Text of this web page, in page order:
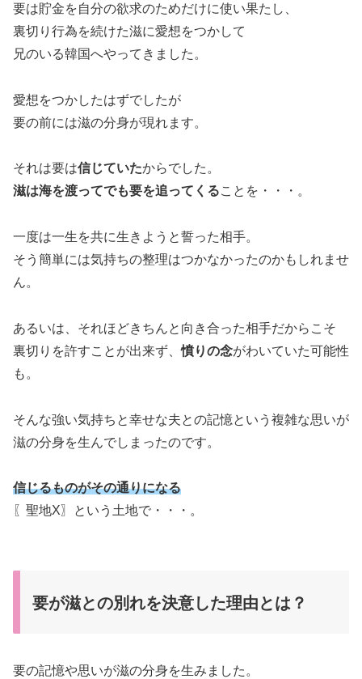
要は貯金を自分の欲求のためだけに使い果たし、
裏切り行為を続けた滋に愛想をつかして
兄のいる韓国へやってきました。
愛想をつかしたはずでしたが
要の前には滋の分身が現れます。
それは要は信じていたからでした。
滋は海を渡ってでも要を追ってくることを・・・。
一度は一生を共に生きようと誓った相手。
そう簡単には気持ちの整理はつかなかったのかもしれませ
ん。
あるいは、それほどきちんと向き合った相手だからこそ
裏切りを許すことが出来ず、憤りの念がわいていた可能性
も。
そんな強い気持ちと幸せな夫との記憶という複雑な思いが
滋の分身を生んでしまったのです。
信じるものがその通りになる
〖聖地X〗という土地で・・・。
要が滋との別れを決意した理由とは？
要の記憶や思いが滋の分身を生みました。